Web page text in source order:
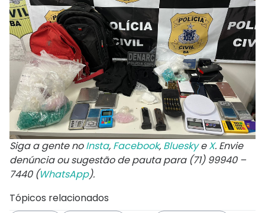
Siga a gente noInsta, Facebook, BlueskyeX. Envie
denúncia ou sugestão de pauta para (71) 99940 –
7440 (WhatsApp).
Tópicos relacionados